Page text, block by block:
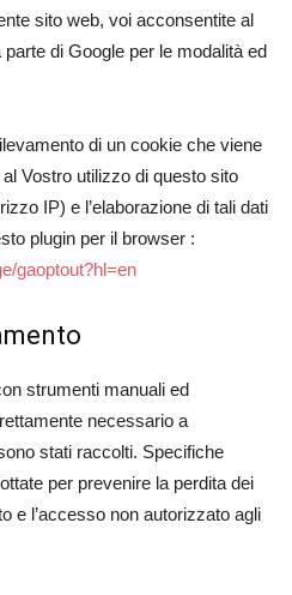
sito web, voi acconsentite al
di Google per le modalità ed
di un cookie che viene
Vostro utilizzo di questo sito
IP) e l’elaborazione di tali dati
plugin per il browser :
gaoptout?hl=en
strumenti manuali ed
necessario a
stati raccolti. Specifiche
per prevenire la perdita dei
e l’accesso non autorizzato agli